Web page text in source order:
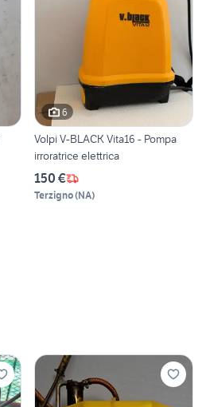
6
Volpi V-BLACK Vita16 - Pompa
irroratrice elettrica
150 €
Terzigno(NA)